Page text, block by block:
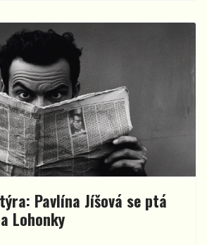
Pavlína Jíšová se ptá
Lohonky